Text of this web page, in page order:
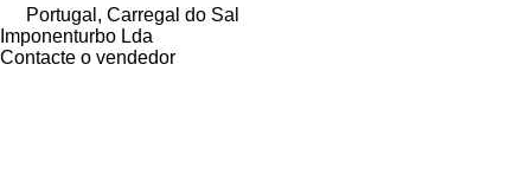
Portugal, Carregal do Sal
Imponenturbo Lda
Contacte o vendedor